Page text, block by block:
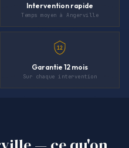
Intervention rapide
Temps moyen à Angerville
12
Garantie 12 mois
Sur chaque intervention